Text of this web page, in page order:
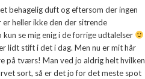
behagelig duft og eftersom der ingen
heller ikke den der sitrende
se mig enig i de forrige udtalelser
lidt stift i det i dag. Men nu er mit hår
på tværs! Man ved jo aldrig helt hvilken
sort, så er det jo for det meste spot